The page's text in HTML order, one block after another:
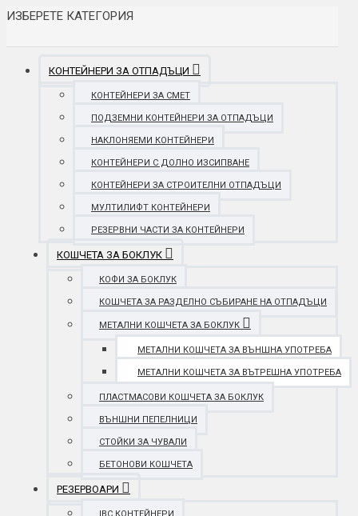
ИЗБЕРЕТЕ КАТЕГОРИЯ
КОНТЕЙНЕРИ ЗА ОТПАДЪЦИ
КОНТЕЙНЕРИ ЗА СМЕТ
ПОДЗЕМНИ КОНТЕЙНЕРИ ЗА ОТПАДЪЦИ
НАКЛОНЯЕМИ КОНТЕЙНЕРИ
КОНТЕЙНЕРИ С ДОЛНО ИЗСИПВАНЕ
КОНТЕЙНЕРИ ЗА СТРОИТЕЛНИ ОТПАДЪЦИ
МУЛТИЛИФТ КОНТЕЙНЕРИ
РЕЗЕРВНИ ЧАСТИ ЗА КОНТЕЙНЕРИ
КОШЧЕТА ЗА БОКЛУК
КОФИ ЗА БОКЛУК
КОШЧЕТА ЗА РАЗДЕЛНО СЪБИРАНЕ НА ОТПАДЪЦИ
МЕТАЛНИ КОШЧЕТА ЗА БОКЛУК
МЕТАЛНИ КОШЧЕТА ЗА ВЪНШНА УПОТРЕБА
МЕТАЛНИ КОШЧЕТА ЗА ВЪТРЕШНА УПОТРЕБА
ПЛАСТМАСОВИ КОШЧЕТА ЗА БОКЛУК
ВЪНШНИ ПЕПЕЛНИЦИ
СТОЙКИ ЗА ЧУВАЛИ
БЕТОНОВИ КОШЧЕТА
РЕЗЕРВОАРИ